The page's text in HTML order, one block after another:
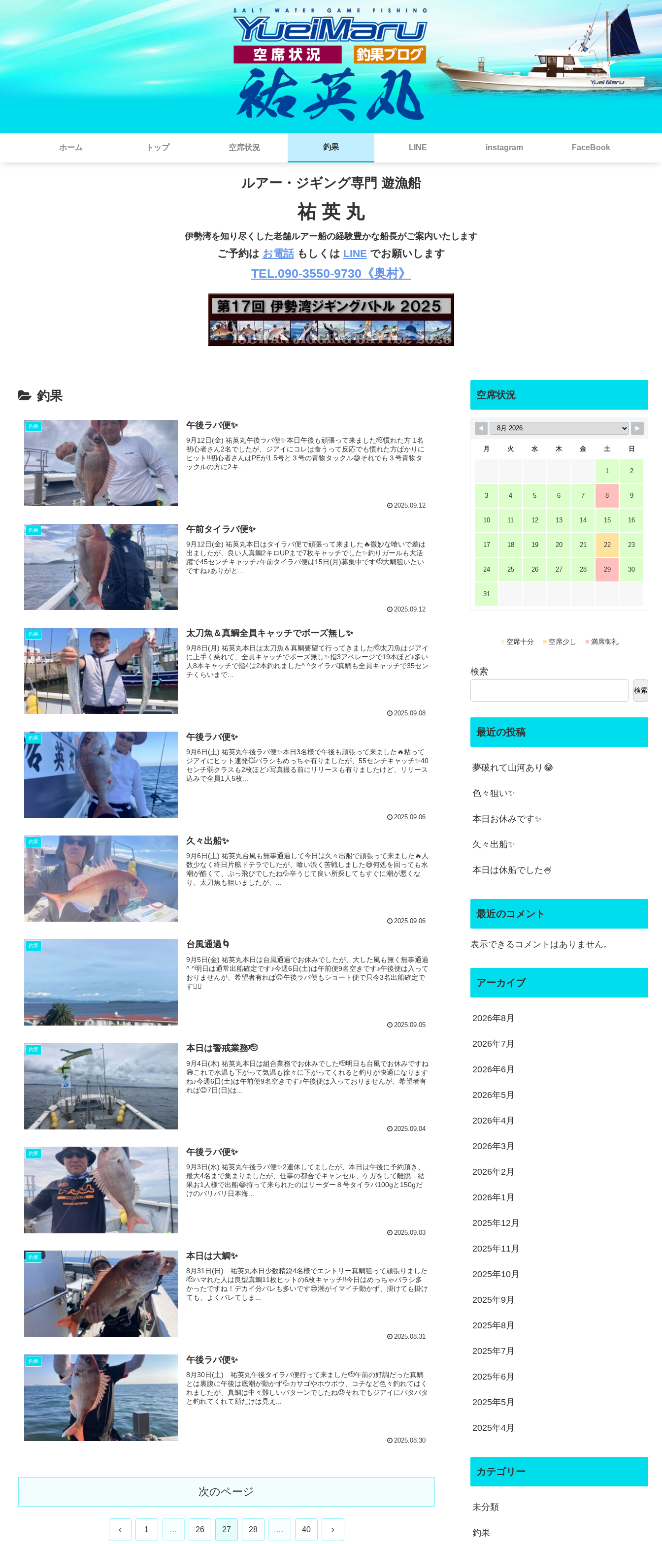
ホーム トップ 空席状況 釣果 LINE instagram FaceBook
ルアー・ジギング専門 遊漁船
祐 英 丸
伊勢湾を知り尽くした老舗ルアー船の経験豊かな船長がご案内いたします
ご予約は お電話もしくは LINEでお願いします
TEL.090-3550-9730《奥村》
釣果
釣果 午後ラバ便✨
9月12日(金) 祐英丸午後ラバ便✨本日午後も頑張って来ました🫡慣れた方 1名
初心者さん2名でしたが、ジアイにコレは食うって反応でも慣れた方ばかりに
ヒット‼️初心者さんはPEが1.5号と３号の青物タックル😅それでも３号青物タ
ックルの方に2キ...
2025.09.12
釣果 午前タイラバ便✨
9月12日(金) 祐英丸本日はタイラバ便で頑張って来ました🔥微妙な喰いで差は
出ましたが、良い人真鯛2キロUPまで7枚キャッチでした✨釣りガールも大活
躍で45センチキャッチ♪午前タイラバ便は15日(月)募集中です🫡大鯛狙いたい
ですね♪ありがと...
2025.09.12
釣果 太刀魚＆真鯛全員キャッチでボーズ無し✨
9月8日(月) 祐英丸本日は太刀魚＆真鯛要望て行ってきました🫡太刀魚はジアイ
に上手く乗れて、全員キャッチでボーズ無し✨指3アベレージで19本ほど♪多い
人8本キャッチで指4は2本釣れました^ ^タイラバ真鯛も全員キャッチで35セン
チくらいまで...
2025.09.08
釣果 午後ラバ便✨
9月6日(土) 祐英丸午後ラバ便✨本日3名様で午後も頑張って来ました🔥粘って
ジアイにヒット連発💥バラシもめっちゃ有りましたが、55センチキャッチ✨40
センチ弱クラスも2枚ほど♪写真撮る前にリリースも有りましたけど、リリース
込みで全員1人5枚...
2025.09.06
釣果 久々出船✨
9月6日(土) 祐英丸台風も無事通過して今日は久々出船で頑張って来ました🔥人
数少なく終日片舷ドテラでしたが、喰い渋く苦戦しました😅何処を回っても水
潮が酷くて、ぶっ飛びでしたね💦辛うじて良い所探してもすぐに潮が悪くな
り、太刀魚も狙いましたが、...
2025.09.06
釣果 台風通過🌀
9月5日(金) 祐英丸本日は台風通過でお休みでしたが、大した風も無く無事通過
^ ^明日は通常出船確定です♪今週6日(土)は午前便9名空きです♪午後便は入って
おりませんが、希望者有れば😊午後ラバ便もショート便で只今3名出船確定で
す🙇‍♂️
2025.09.05
釣果 本日は警戒業務🫡
9月4日(木) 祐英丸本日は組合業務でお休みでした🫡明日も台風でお休みですね
😅これで水温も下がって気温も徐々に下がってくれると釣りが快適になります
ね♪今週6日(土)は午前便9名空きです♪午後便は入っておりませんが、希望者有
れば😊7日(日)は...
2025.09.04
釣果 午後ラバ便✨
9月3日(水) 祐英丸午後ラバ便✨2連休してましたが、本日は午後に予約頂き、
最大4名まで集まりましたが、仕事の都合でキャンセル、ケガをして離脱…結
果お1人様で出船😂持って来られたのはリーダー８号タイラバ100gと150gだ
けのバリバリ日本海...
2025.09.03
釣果 本日は大鯛✨
8月31日(日) 祐英丸本日少数精鋭4名様でエントリー真鯛狙って頑張りました
🫡ハマれた人は良型真鯛11枚ヒットの6枚キャッチ‼️今日はめっちゃバラシ多
かったですね！デカイ分バレも多いです😢潮がイマイチ動かず、掛けても掛け
ても、よくバレてしま...
2025.08.31
釣果 午後ラバ便✨
8月30日(土) 祐英丸午後タイラバ便行って来ました🫡午前の好調だった真鯛
とは裏腹に午後は底潮が動かず💦カサゴやホウボウ、コチなど色々釣れてはく
れましたが、真鯛は中々難しいパターンでしたね😓それでもジアイにバタバタ
と釣れてくれて顔だけは見え...
2025.08.30
次のページ
前 1 … 26 27 28 … 40 次
空席状況
月 火 水 木 金 土 日
1 2
3 4 5 6 7 8 9
10 11 12 13 14 15 16
17 18 19 20 21 22 23
24 25 26 27 28 29 30
31
■空席十分 ■空席少し ■満席御礼
検索
検索
最近の投稿
夢破れて山河あり😂
色々狙い✨
本日お休みです✨
久々出船✨
本日は休船でした🍧
最近のコメント
表示できるコメントはありません。
アーカイブ
2026年8月
2026年7月
2026年6月
2026年5月
2026年4月
2026年3月
2026年2月
2026年1月
2025年12月
2025年11月
2025年10月
2025年9月
2025年8月
2025年7月
2025年6月
2025年5月
2025年4月
カテゴリー
未分類
釣果